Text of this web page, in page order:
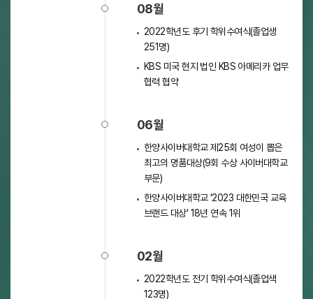
08월
2022학년도 후기 학위수여식(졸업생
251명)
KBS 미국 현지 법인 KBS 아메리카 업무
협력 협약
06월
한양사이버대학교 제25회 여성이 뽑은
최고의 명품대상(9회 수상 사이버대학교
부문)
한양사이버대학교 '2023 대한민국 교육
브랜드 대상' 18년 연속 1위
02월
2022학년도 전기 학위수여식(졸업색
123명)